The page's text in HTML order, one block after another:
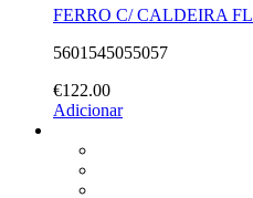
FERRO C/ CALDEIRA
5601545055057
€122.00
Adicionar